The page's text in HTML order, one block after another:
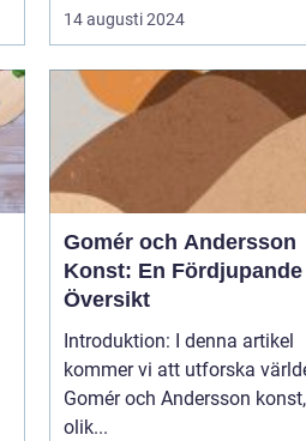
14 augusti 2024
Gomér och Andersson
Konst: En Fördjupande
Översikt
Introduktion: I denna artikel
kommer vi att utforska
Gomér och Andersson
olik...